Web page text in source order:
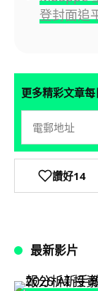
登封面追
更多精彩文章
讚好14
最新影片